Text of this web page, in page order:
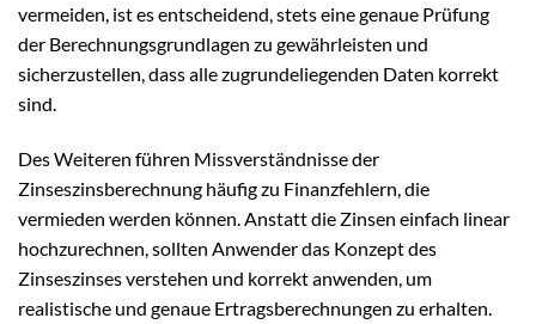
vermeiden, ist es entscheidend, stets eine genaue Prüfung
der Berechnungsgrundlagen zu gewährleisten und
sicherzustellen, dass alle zugrundeliegenden Daten korrekt
sind.
Des Weiteren führen Missverständnisse der
Zinseszinsberechnung häufig zu Finanzfehlern, die
vermieden werden können. Anstatt die Zinsen einfach linear
hochzurechnen, sollten Anwender das Konzept des
Zinseszinses verstehen und korrekt anwenden, um
realistische und genaue Ertragsberechnungen zu erhalten.